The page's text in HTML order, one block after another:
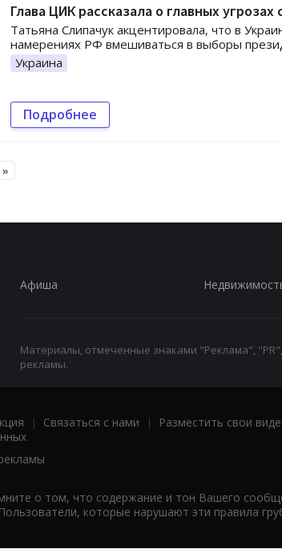
Глава ЦИК рассказала о главных
Татьяна Слипачук акцентировала, что в
намерениях РФ вмешиваться в выборы
Украина
Подробнее
»
Афиша
Материалы, отмеченные знаками "Реклама",
рекламы.
| Связаться с нами | Разместить свои
о том, что содержание и тон Вашего
которые нарушают эти правила